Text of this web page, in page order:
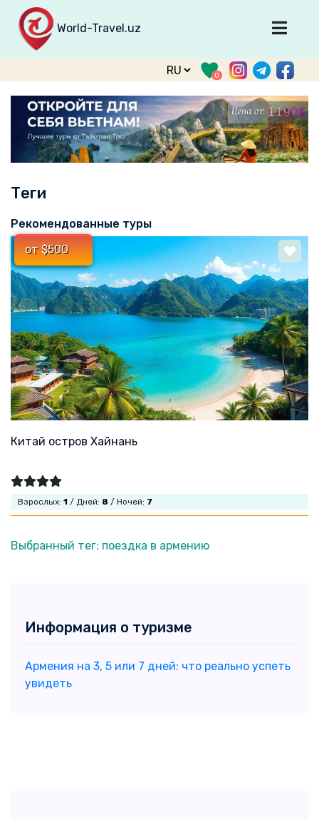
World-Travel.uz
Главная
Направления
Туры
Тур. фирмы
Табло прилета
Войти
Зарегистрироваться
support@world-travel.uz
0
Теги
Рекомендованные туры
от $500
Китай остров Хайнань
Взрослых: 1 / Дней: 8 / Ночей: 7
Выбранный тег: поездка в армению
Информация о туризме
Армения на 3, 5 или 7 дней: что реально успеть
увидеть